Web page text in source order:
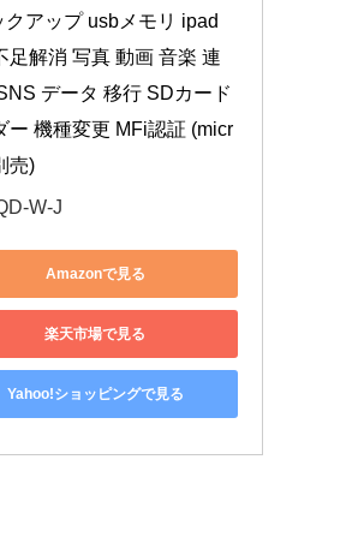
クアップ usbメモリ ipad
足解消 写真 動画 音楽 連
データ 移行 SDカード
ー 機種変更 MFi認証 (micr
売)
W-J
Amazonで見る
楽天市場で見る
Yahoo!ショッピングで見る